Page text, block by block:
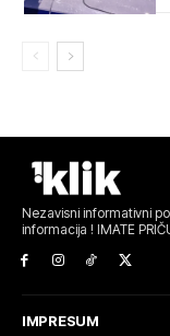
Nezavisni informativni
informacija ! IMATE
IMPRESUM